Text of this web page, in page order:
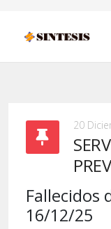
20
Fallecidos
16/12/25